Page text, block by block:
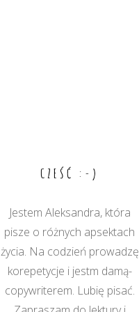
CZEŚĆ :-)
Jestem Aleksandra, która
pisze o różnych apsektach
życia. Na codzień prowadzę
korepetycje i jestm damą-
copywriterem. Lubię pisać.